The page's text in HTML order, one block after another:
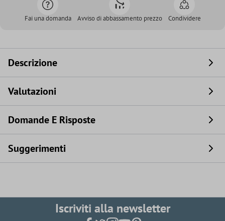
Fai una domanda Avviso di abbassamento prezzo Condividere
Descrizione
Valutazioni
Domande E Risposte
Suggerimenti
Iscriviti alla newsletter